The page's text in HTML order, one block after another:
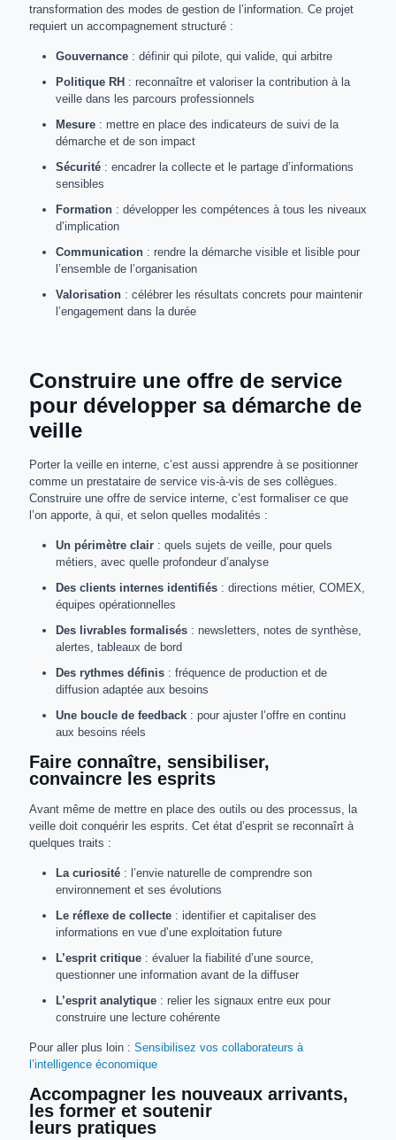
transformation des modes de gestion de l’information. Ce projet
requiert un accompagnement structuré :
Gouvernance : définir qui pilote, qui valide, qui arbitre
Politique RH : reconnaître et valoriser la contribution à la
veille dans les parcours professionnels
Mesure : mettre en place des indicateurs de suivi de la
démarche et de son impact
Sécurité : encadrer la collecte et le partage d’informations
sensibles
Formation : développer les compétences à tous les niveaux
d’implication
Communication : rendre la démarche visible et lisible pour
l’ensemble de l’organisation
Valorisation : célébrer les résultats concrets pour maintenir
l’engagement dans la durée
Construire une offre de service
pour développer sa démarche de
veille
Porter la veille en interne, c’est aussi apprendre à se positionner
comme un prestataire de service vis-à-vis de ses collègues.
Construire une offre de service interne, c’est formaliser ce que
l’on apporte, à qui, et selon quelles modalités :
Un périmètre clair : quels sujets de veille, pour quels
métiers, avec quelle profondeur d’analyse
Des clients internes identifiés : directions métier, COMEX,
équipes opérationnelles
Des livrables formalisés : newsletters, notes de synthèse,
alertes, tableaux de bord
Des rythmes définis : fréquence de production et de
diffusion adaptée aux besoins
Une boucle de feedback : pour ajuster l’offre en continu
aux besoins réels
Faire connaître, sensibiliser,
convaincre les esprits
Avant même de mettre en place des outils ou des processus, la
veille doit conquérir les esprits. Cet état d’esprit se reconnaîrt à
quelques traits :
La curiosité : l’envie naturelle de comprendre son
environnement et ses évolutions
Le réflexe de collecte : identifier et capitaliser des
informations en vue d’une exploitation future
L’esprit critique : évaluer la fiabilité d’une source,
questionner une information avant de la diffuser
L’esprit analytique : relier les signaux entre eux pour
construire une lecture cohérente
Pour aller plus loin : Sensibilisez vos collaborateurs à
l’intelligence économique
Accompagner les nouveaux arrivants,
les former et soutenir
leurs pratiques